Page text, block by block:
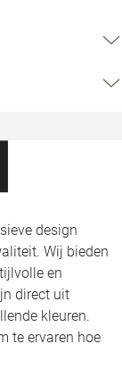
Alle
design
Wij bieden
en
direct uit
kleuren.
te ervaren hoe